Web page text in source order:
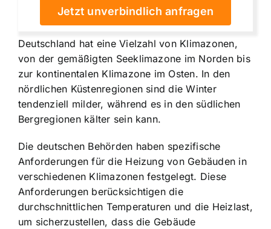
Jetzt unverbindlich anfragen
Deutschland hat eine Vielzahl von Klimazonen,
von der gemäßigten Seeklimazone im Norden bis
zur kontinentalen Klimazone im Osten. In den
nördlichen Küstenregionen sind die Winter
tendenziell milder, während es in den südlichen
Bergregionen kälter sein kann.
Die deutschen Behörden haben spezifische
Anforderungen für die Heizung von Gebäuden in
verschiedenen Klimazonen festgelegt. Diese
Anforderungen berücksichtigen die
durchschnittlichen Temperaturen und die Heizlast,
um sicherzustellen, dass die Gebäude